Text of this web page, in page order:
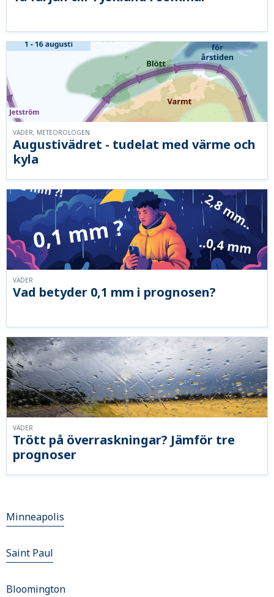
Augustivädret - tudelat med värme och
kyla
VÄDER, METEOROLOGEN
Vad betyder 0,1 mm i prognosen?
VÄDER
Trött på överraskningar? Jämför tre
prognoser
VÄDER
Minneapolis
Saint Paul
Bloomington